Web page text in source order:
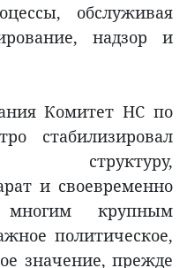
обслуживая
надзор и
Комитет НС по
стабилизировал
структуру,
и своевременно
многим крупным
политическое,
значение, прежде